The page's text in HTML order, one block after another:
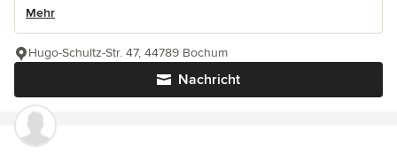
Mehr
Nachricht
Hugo-Schultz-Str. 47, 44789 Bochum